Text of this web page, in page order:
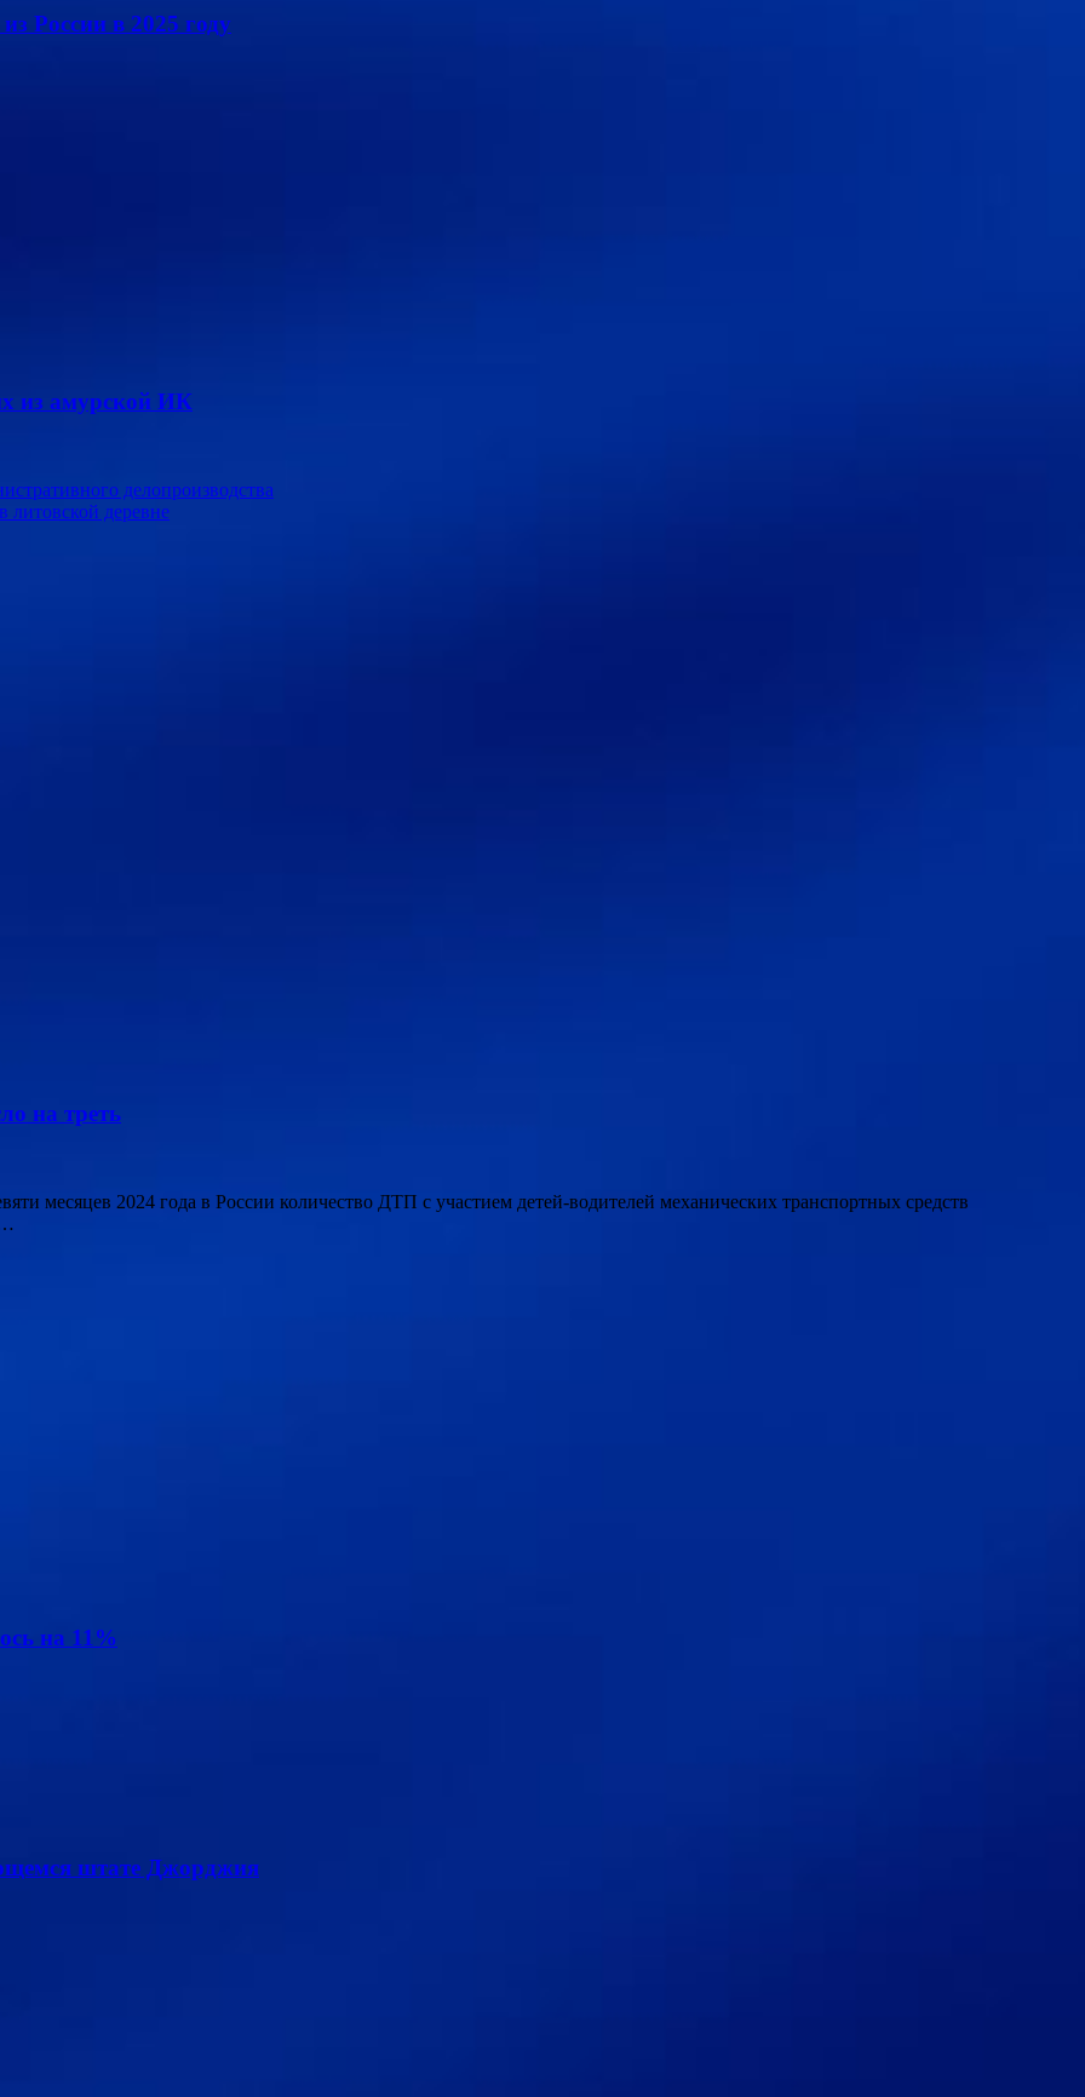
России в 2025 году
из амурской ИК
делопроизводства
литовской деревне
на треть
месяцев 2024 года в России количество ДТП с участием детей-водителей механических транспортных средств
…
на 11%
штате Джорджия